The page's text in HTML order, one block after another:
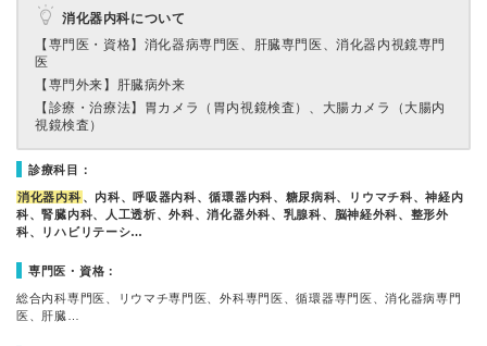
消化器内科について
【専門医・資格】 消化器病専門医、肝臓専門医、消化器内視鏡専門
医
【専門外来】 肝臓病外来
【診療・治療法】 胃カメラ（胃内視鏡検査）、大腸カメラ（大腸内
視鏡検査）
診療科目：
消化器内科 、内科、呼吸器内科、循環器内科、糖尿病科、リウマチ科、神経内
科、腎臓内科、人工透析、外科、消化器外科、乳腺科、脳神経外科、整形外
科、リハビリテーシ…
専門医・資格：
総合内科専門医、リウマチ専門医、外科専門医、循環器専門医、消化器病専門
医、肝臓…